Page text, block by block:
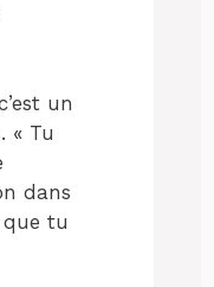
un
« Tu
dans
que tu